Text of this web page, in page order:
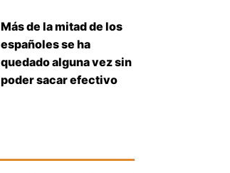
Más de la mitad de los
españoles se ha
quedado alguna vez sin
poder sacar efectivo